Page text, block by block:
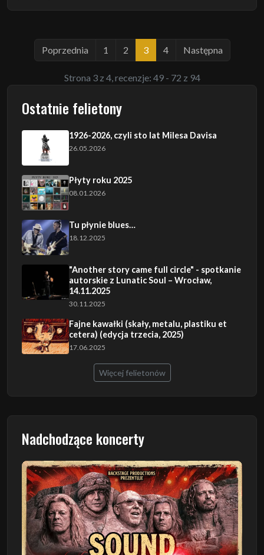
Poprzednia 1 2 3 4 Następna
Strona 3 z 4, recenzje: 49 - 72 z 94
Ostatnie felietony
1926-2026, czyli sto lat Milesa Davisa
26.05.2026
Płyty roku 2025
08.01.2026
Tu płynie blues…
18.12.2025
"Another story came full circle" - spotkanie
autorskie z Lunatic Soul – Wrocław,
14.11.2025
30.11.2025
Fajne kawałki (skały, metalu, plastiku et
cetera) (edycja trzecia, 2025)
17.06.2025
Więcej felietonów
Nadchodzące koncerty